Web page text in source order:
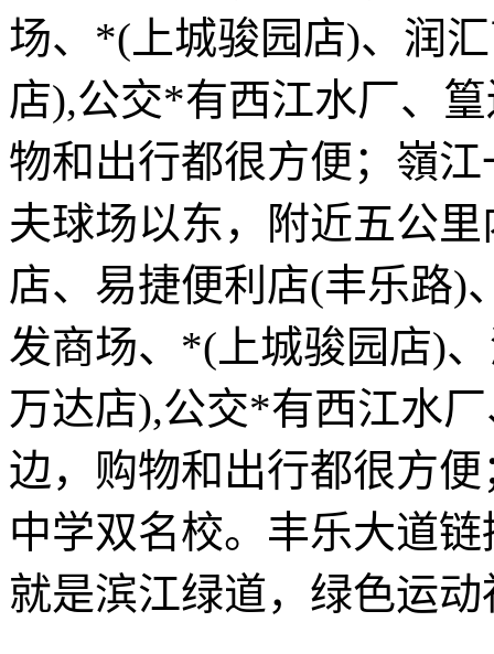
场、*(上城骏园店)、润
店),公交*有西江水厂、
物和出行都很方便；嶺
夫球场以东，附近五公
店、易捷便利店(丰乐路)
发商场、*(上城骏园店)
万达店),公交*有西江水
边，购物和出行都很方
中学双名校。丰乐大道
就是滨江绿道，绿色运